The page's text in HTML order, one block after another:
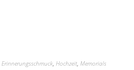
Erinnerungsschmuck, Hochzeit, Memorials